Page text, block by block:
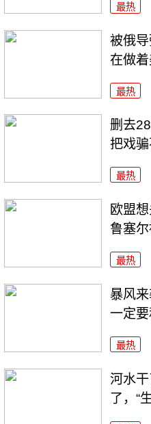
最热
被俄导
在做着
最热
删去
把戏
最热
欧盟
鲁塞
最热
暴风
一定
最热
河水
了，“